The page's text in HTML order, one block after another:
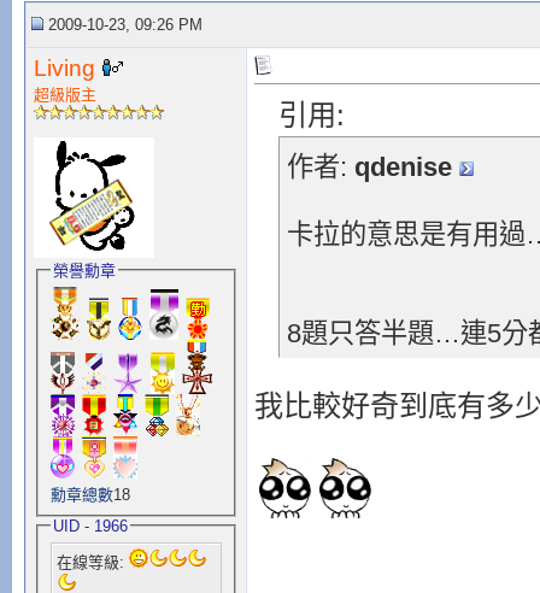
2009-10-23, 09:26 PM
Living
超級版主
榮譽勳章
勳章總數18
UID - 1966
在線等級:
引用:
作者: qdenise
卡拉的意思是有用
8題只答半題…連5分
我比較好奇到底有多